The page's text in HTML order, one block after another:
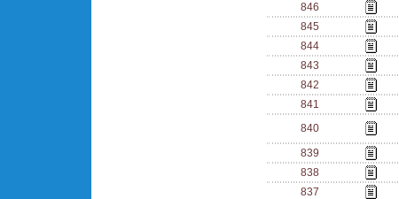
846
845
844
843
842
841
840
839
838
837